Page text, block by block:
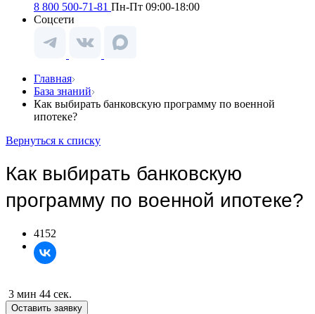
8 800 500-71-81 Пн-Пт 09:00-18:00
Соцсети
Главная
База знаний
Как выбирать банковскую программу по военной
ипотеке?
Вернуться к списку
Как выбирать банковскую
программу по военной ипотеке?
4152
3 мин 44 сек.
Оставить заявку